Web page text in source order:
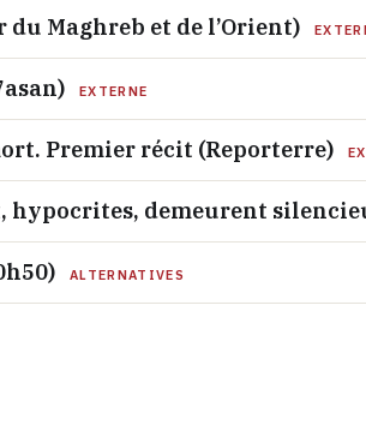
Maghreb et de l’Orient)
EXTERNE
Premier récit (Reporterre)
hypocrites, demeurent
ALTERNATIVES